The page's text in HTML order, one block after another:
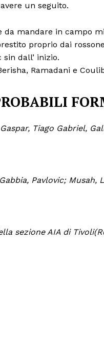
un seguito.
mandare in campo
proprio dai
dall’ inizio.
Ramadani e
Tiago Gabriel,
Pavlovic;
sezione AIA di